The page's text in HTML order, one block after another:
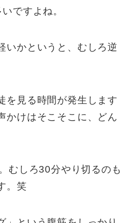
ですよね。
いかというと、むしろ逆
を見る時間が発生します
かけはそこそこに、どん
むしろ30分やり切るのも
。笑